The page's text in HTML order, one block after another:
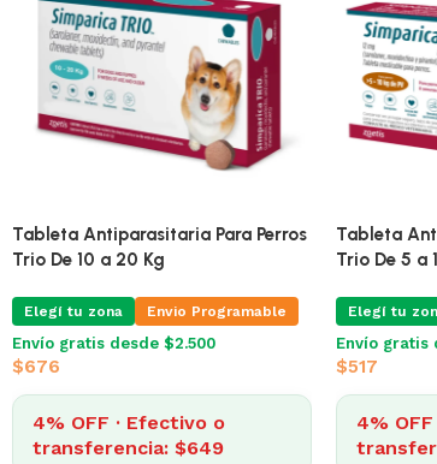
Tableta Antiparasitaria Para Perros
Trio De 10 a 20 Kg
Elegí tu zona Envio Programable
Envío gratis desde $2.500
$676
4% OFF · Efectivo o
transferencia: $649
Tableta
Trio De 5 a
Elegí tu
Envío gratis
$517
4%